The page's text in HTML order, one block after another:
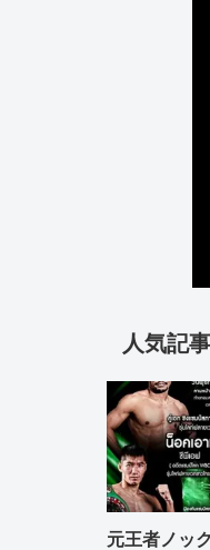
人気記事
元王者ノッ